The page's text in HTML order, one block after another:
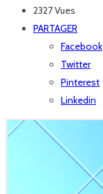
2327 Vues
PARTAGER
Facebook
Twitter
Pinterest
Linkedin